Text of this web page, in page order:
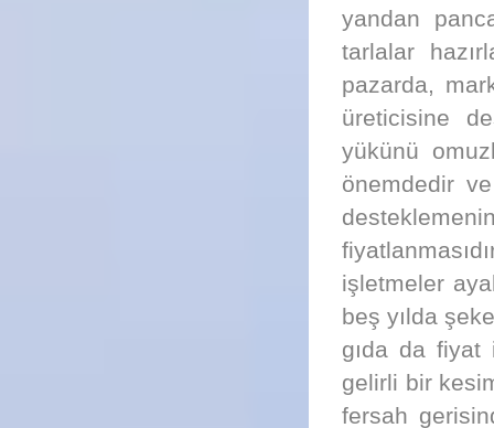
yandan
tarlalar
pazarda,
üreticisine
yükünü
önemdedir
işletmeler
beş yılda
gıda da fiyat
gelirli bir
fersah